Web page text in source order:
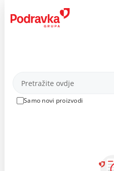
content
Proizvodi
Samo novi proizvodi